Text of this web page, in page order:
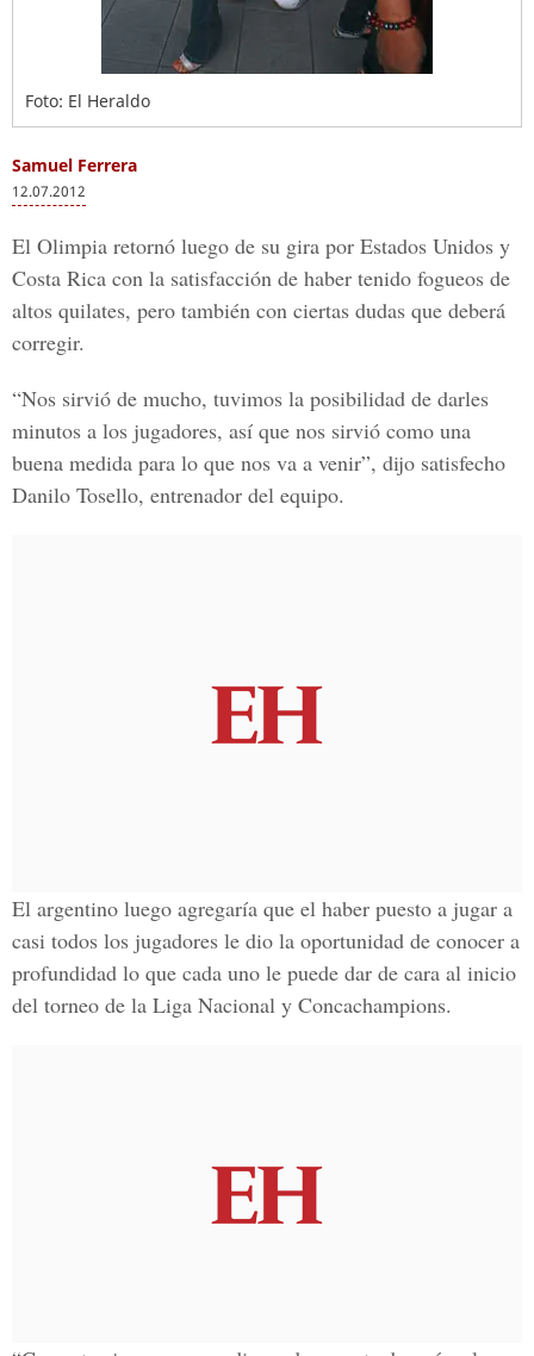
Foto: El Heraldo
Samuel Ferrera
12.07.2012
El Olimpia retornó luego de su gira por Estados Unidos y
Costa Rica con la satisfacción de haber tenido fogueos de
altos quilates, pero también con ciertas dudas que deberá
corregir.
“Nos sirvió de mucho, tuvimos la posibilidad de darles
minutos a los jugadores, así que nos sirvió como una
buena medida para lo que nos va a venir”, dijo satisfecho
Danilo Tosello, entrenador del equipo.
El argentino luego agregaría que el haber puesto a jugar a
casi todos los jugadores le dio la oportunidad de conocer a
profundidad lo que cada uno le puede dar de cara al inicio
del torneo de la Liga Nacional y Concachampions.